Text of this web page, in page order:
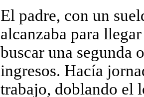
El padre, con un
alcanzaba para
buscar una segunda
ingresos. Hacía
trabajo, doblando el